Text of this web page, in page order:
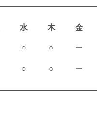
水 木 金
○ ○ ー
○ ○ ー